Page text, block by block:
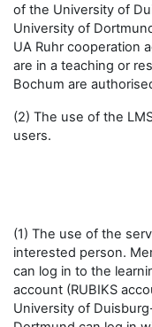
of the University of
University of
UA Ruhr cooperation
are in a teaching or
Bochum are
(2) The use of the
users.
(1) The use of the
interested person.
can log in to the
account (RUBIKS
University of